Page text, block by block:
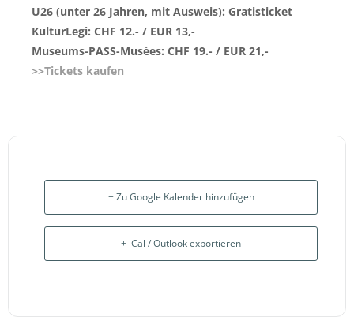
U26 (unter 26 Jahren, mit Ausweis): Gratisticket
KulturLegi: CHF 12.- / EUR 13,-
Museums-PASS-Musées: CHF 19.- / EUR 21,-
>>Tickets kaufen
+ Zu Google Kalender hinzufügen
+ iCal / Outlook exportieren